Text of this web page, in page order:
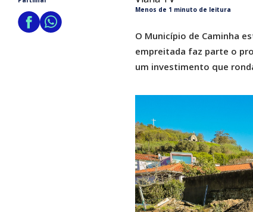
Menos de 1 minuto de leitura
O Município de Caminha
empreitada faz parte o
um investimento que